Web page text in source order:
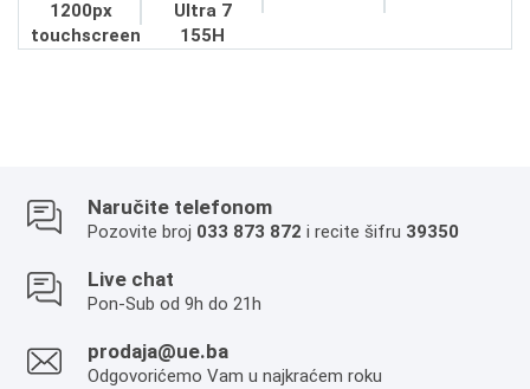
1200px
touchscreen
Ultra 7
155H
Naručite telefonom
Pozovite broj 033 873 872 i recite šifru 39350
Live chat
Pon-Sub od 9h do 21h
prodaja@ue.ba
Odgovorićemo Vam u najkraćem roku